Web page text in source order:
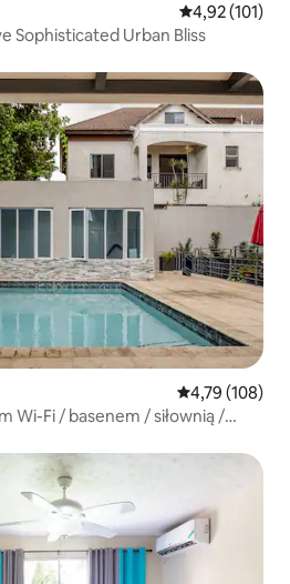
Średnia
4,92 (101)
Genesis 28 Waterloo Ave Sophisticated Urban Bliss
Średnia
4,79 (108)
Wi-Fi / basenem / siłownią /